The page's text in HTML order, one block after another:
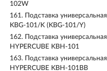
102W
161.
Подставка
KBG-101/K (KBG-101/Y)
162.
Подставка
HYPERCUBE KBH-101
163.
Подставка
HYPERCUBE KBH-101BB